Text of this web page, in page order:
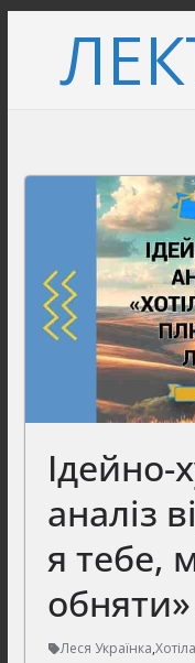
вмісту
Ідейно-
аналіз
я тебе,
Леся Українка,